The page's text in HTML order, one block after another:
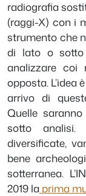
radiografia
(raggi-X) con i
strumento che
di lato o
analizzare coi
opposta. L’idea
arrivo di
Quelle
sotto analisi.
diversificate,
bene
sotterranea.
2019 la prima